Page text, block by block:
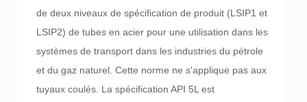
de deux niveaux de spécification de produit (LSIP1 et
LSIP2) de tubes en acier pour une utilisation dans les
systèmes de transport dans les industries du pétrole
et du gaz naturel. Cette norme ne s'applique pas aux
tuyaux coulés. La spécification API 5L est